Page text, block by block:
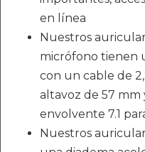
en línea
Nuestros
micrófono tienen
con un cable de
altavoz de 57
envolvente 7.1
Nuestros